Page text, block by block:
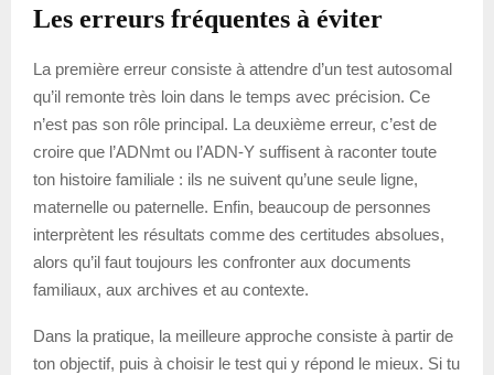
Les erreurs fréquentes à éviter
La première erreur consiste à attendre d’un test autosomal
qu’il remonte très loin dans le temps avec précision. Ce
n’est pas son rôle principal. La deuxième erreur, c’est de
croire que l’ADNmt ou l’ADN-Y suffisent à raconter toute
ton histoire familiale : ils ne suivent qu’une seule ligne,
maternelle ou paternelle. Enfin, beaucoup de personnes
interprètent les résultats comme des certitudes absolues,
alors qu’il faut toujours les confronter aux documents
familiaux, aux archives et au contexte.
Dans la pratique, la meilleure approche consiste à partir de
ton objectif, puis à choisir le test qui y répond le mieux. Si tu